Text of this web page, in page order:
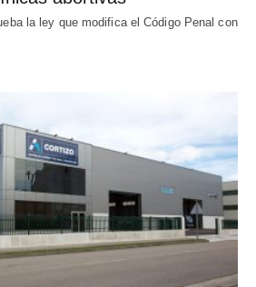
la ley que modifica el Código Penal con